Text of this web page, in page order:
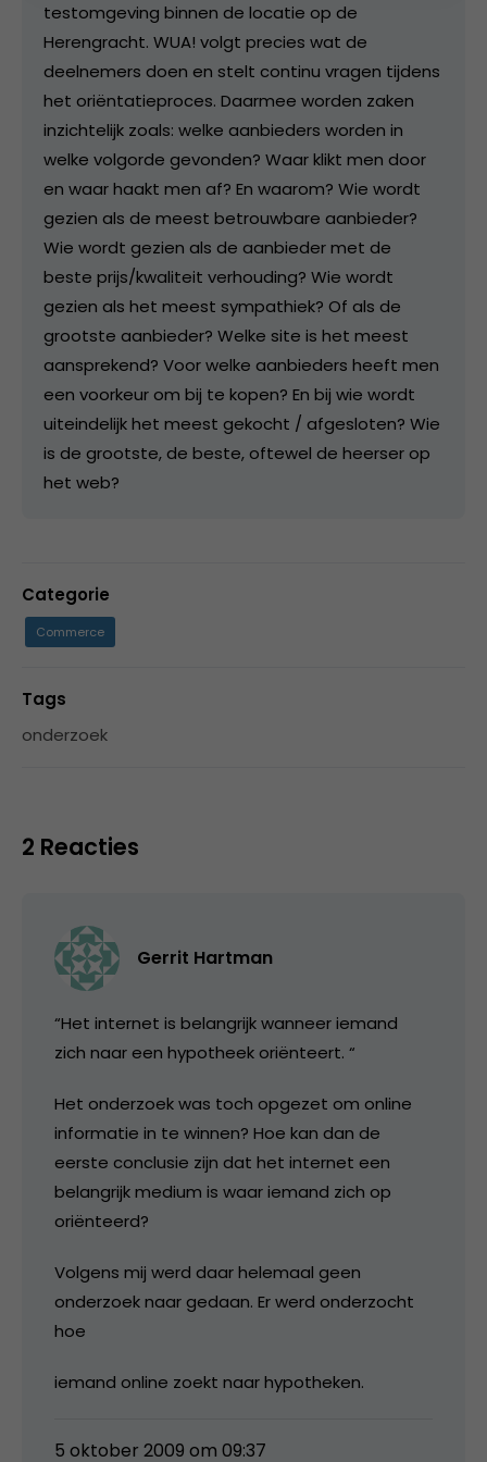
testomgeving binnen de locatie op de
Herengracht. WUA! volgt precies wat de
deelnemers doen en stelt continu vragen tijdens
het oriëntatieproces. Daarmee worden zaken
inzichtelijk zoals: welke aanbieders worden in
welke volgorde gevonden? Waar klikt men door
en waar haakt men af? En waarom? Wie wordt
gezien als de meest betrouwbare aanbieder?
Wie wordt gezien als de aanbieder met de
beste prijs/kwaliteit verhouding? Wie wordt
gezien als het meest sympathiek? Of als de
grootste aanbieder? Welke site is het meest
aansprekend? Voor welke aanbieders heeft men
een voorkeur om bij te kopen? En bij wie wordt
uiteindelijk het meest gekocht / afgesloten? Wie
is de grootste, de beste, oftewel de heerser op
het web?
Categorie
Commerce
Tags
onderzoek
2 Reacties
Gerrit Hartman
“Het internet is belangrijk wanneer iemand
zich naar een hypotheek oriënteert. “
Het onderzoek was toch opgezet om online
informatie in te winnen? Hoe kan dan de
eerste conclusie zijn dat het internet een
belangrijk medium is waar iemand zich op
oriënteerd?
Volgens mij werd daar helemaal geen
onderzoek naar gedaan. Er werd onderzocht
hoe
iemand online zoekt naar hypotheken.
5 oktober 2009 om 09:37